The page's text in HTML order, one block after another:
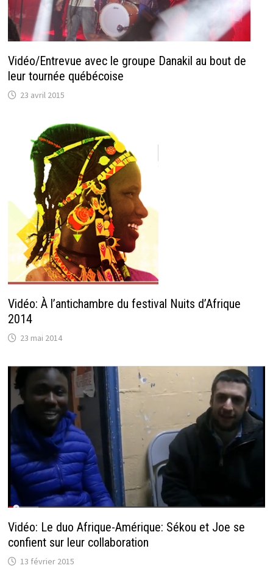
Vidéo/Entrevue avec le groupe Danakil au bout de
leur tournée québécoise
23 avril 2015
Vidéo: À l’antichambre du festival Nuits d’Afrique
2014
23 mai 2014
Vidéo: Le duo Afrique-Amérique: Sékou et Joe se
confient sur leur collaboration
13 février 2015